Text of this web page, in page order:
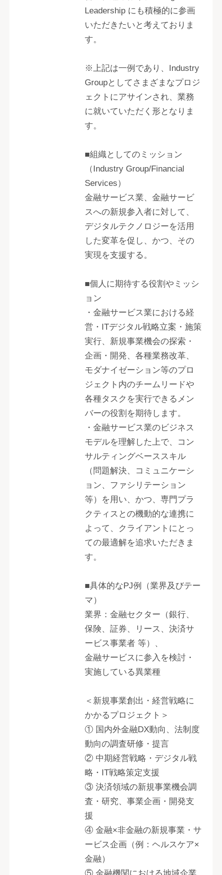
Leadership にも積極的に参画
いただきたいと考えておりま
す。
※上記は一例であり、Industry
Groupとしてさまざまなプロジ
ェクトにアサインされ、業務
に就いていただく形となりま
す。
■組織としてのミッション
（Industry Group/Financial
Services）
金融サービス業、金融サービ
スへの新規参入者に対して、
デジタルテクノロジーを活用
した変革を促し、かつ、その
実現を支援する。
■個人に期待する役割やミッシ
ョン
・金融サービス業における経
営・ITデジタル戦略立案・施策
実行、新規事業機会の探索・
企画・開発、各種業務改革、
モダナイゼーション等のプロ
ジェクト内のチームリードや
各種タスクを実行できるメン
バーの役割を期待します。
・金融サービス業のビジネス
モデルを理解した上で、コン
サルティングベーススキル
（問題解決、コミュニケーシ
ョン、ファシリテーション
等）を用い、かつ、専門プラ
クティスとの機動的な連携に
よって、クライアントにとっ
ての最適解を追求いただきま
す。
■具体的なPJ例（業界及びテー
マ）
業界：金融セクター（銀行、
保険、証券、リース、決済サ
ービス事業者 等）、
金融サービスに参入を検討・
実施している異業種
＜新規事業創出・経営戦略に
かかるプロジェクト＞
① 国内外金融DX動向、法制度
動向の調査研修・提言
② 中期経営戦略・デジタル戦
略・IT戦略策定支援
③ 決済領域の新規事業機会調
査・研究、事業企画・開発支
援
④ 金融×非金融の新規事業・サ
ービス企画（例：ヘルスケア×
金融）
⑤ 金融機関における地域企業